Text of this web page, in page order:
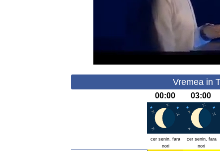
Vremea in
00:00 03:00
cer senin, fara
nori
cer senin, fara
nori